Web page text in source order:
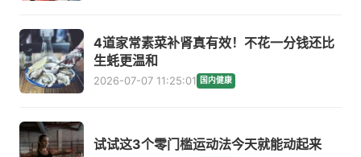
4道家常素菜补肾真有效！不花一分钱还比
生蚝更温和
2026-07-07 11:25:01 国内健康
试试这3个零门槛运动法今天就能动起来